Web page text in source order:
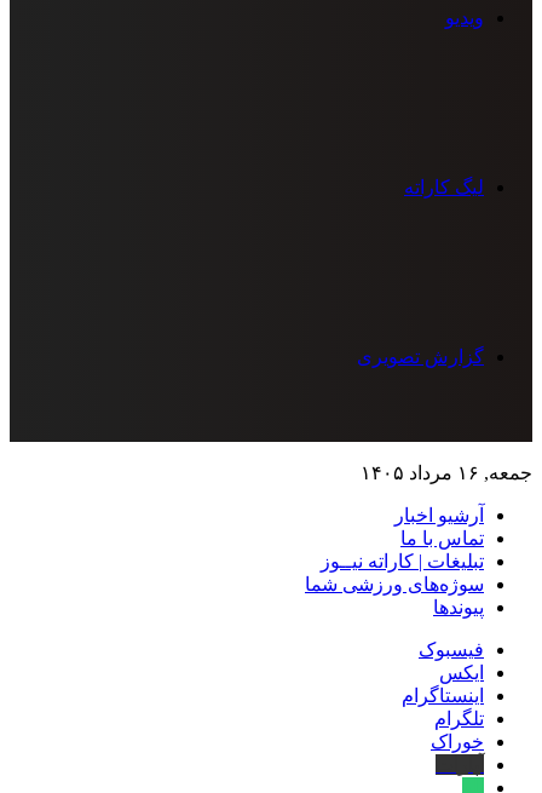
ویدیو
لیگ کاراته
گزارش تصویری
جمعه, ۱۶ مرداد ۱۴۰۵
آرشیو اخبار
تماس‌ با‌ ما
تبلیغات | کاراته نیــوز
سوژه‌های ورزشی شما
پیوندها
فیسبوک
ایکس
اینستاگرام
تلگرام
خوراک